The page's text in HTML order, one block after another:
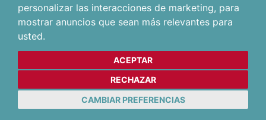
personalizar las interacciones de marketing, para
mostrar anuncios que sean más relevantes para
usted.
ACEPTAR
RECHAZAR
CAMBIAR PREFERENCIAS